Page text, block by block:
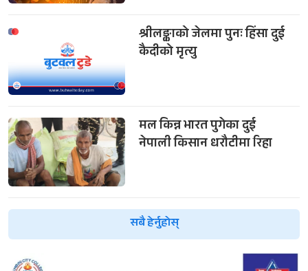
श्रीलङ्काको जेलमा पुनः हिंसा दुई
कैदीको मृत्यु
मल किन्न भारत पुगेका दुई
नेपाली किसान धरौटीमा रिहा
सबै हेर्नुहोस्